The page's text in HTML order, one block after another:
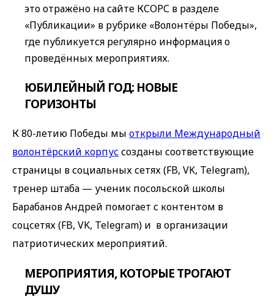
это отражёно на сайте КСОРС в разделе
«Публикации» в рубрике «Волонтёры Победы»,
где публикуется регулярно информация о
проведённых мероприятиях.
ЮБИЛЕЙНЫЙ ГОД: НОВЫЕ
ГОРИЗОНТЫ
К 80-летию Победы мы открыли Международный
волонтёрский корпуссозданы соответствующие
страницы в социальных сетях (FB, VK, Telegram),
тренер штаба — ученик посольской школы
Барабанов Андрей помогает с контентом в
соцсетях (FB, VK, Telegram) и в организации
патриотических мероприятий.
МЕРОПРИЯТИЯ, КОТОРЫЕ ТРОГАЮТ
ДУШУ